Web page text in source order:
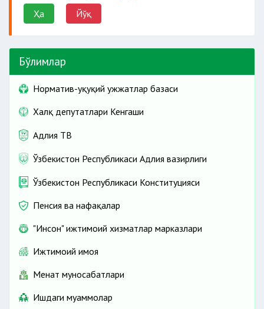
Ҳа Йўқ
Бўлимлар
Норматив-ҳуқуқий ҳужжатлар базаси
Халқ депутатлари Кенгаши
Адлия ТВ
Ўзбекистон Республикаси Адлия вазирлиги
Ўзбекистон Республикаси Конституцияси
Пенсия ва нафақалар
"Инсон" ижтимоий хизматлар марказлари
Ижтимоий ҳимоя
Меҳнат муносабатлари
Ишдаги муаммолар